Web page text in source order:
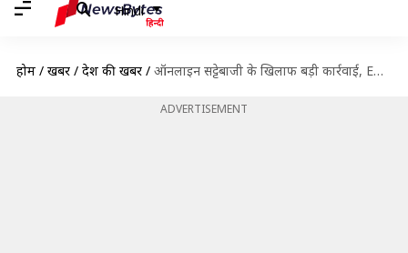
Hindi
होम / खबरें / देश की खबरें / ऑनलाइन सट्टेबाजी के खिलाफ बड़ी कार्रवाई, ED ने 8 ऐप्स के खिलाफ दर्ज किया मामला
ADVERTISEMENT